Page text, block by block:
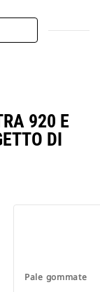
920 E
DI
Pale gommate